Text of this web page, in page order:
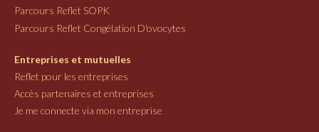
Parcours Reflet SOPK
Parcours Reflet Congélation D'ovocytes
Entreprises et mutuelles
Reflet pour les entreprises
Accès partenaires et entreprises
Je me connecte via mon entreprise